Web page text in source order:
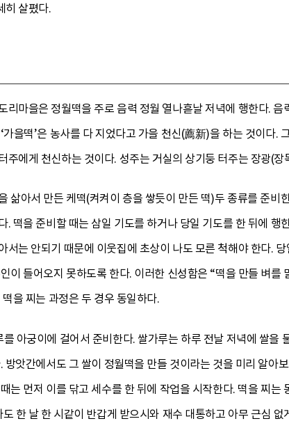
히 살폈다.
리마을은 정월떡을 주로 음력 정월 열나흗날 저녁에 행한다. 음
을떡’은 농사를 다 지었다고 가을 천신(薦新)을 하는 것이다.
주에게 천신하는 것이다. 성주는 거실의 상기둥 터주는 장광(
삶아서 만든 케떡(켜켜이 층을 쌓듯이 만든 떡)두 종류를 준
. 떡을 준비할 때는 삼일 기도를 하거나 당일 기도를 한 뒤에
서는 안되기 때문에 이웃집에 초상이 나도 모른 척해야 한다.
이 들어오지 못하도록 한다. 이러한 신성함은 “떡을 만들 벼
을 찌는 과정은 두 경우 동일하다.
아궁이에 걸어서 준비한다. 쌀가루는 하루 전날 저녁에 쌀을
방앗간에서도 그 쌀이 정월떡을 만들 것이라는 것을 미리 알아
는 먼저 이를 닦고 세수를 한 뒤에 작업을 시작한다. 떡을 찌
한 날 한 시같이 반갑게 받으시와 재수 대통하고 아무 근심 없